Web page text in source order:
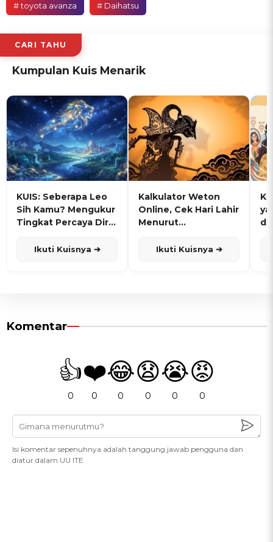
# toyota avanza # Daihatsu
CARI TAHU
Kumpulan Kuis Menarik
KUIS: Seberapa Leo
Sih Kamu? Mengukur
Tingkat Percaya Diri
Ikuti Kuisnya ➔
Kalkulator Weton
Online, Cek Hari Lahir
Menurut
Ikuti Kuisnya ➔
Komentar
👍
0
❤️
0
😂
0
😧
0
😭
0
😡
0
Isi komentar sepenuhnya adalah tanggung jawab pengguna dan
diatur dalam UU ITE